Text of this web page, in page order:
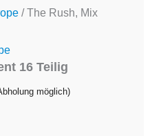
/ The Rush, Mix
16 Teilig
möglich)